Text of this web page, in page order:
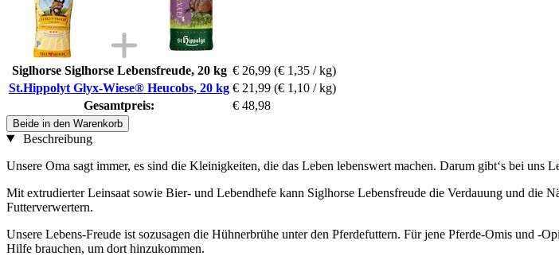
Siglhorse Siglhorse Lebensfreude, 20 kg € 26,99 (€ 1,35 / kg)
St.Hippolyt Glyx-Wiese® Heucobs, 20 kg € 21,99 (€ 1,10 / kg)
Gesamtpreis:
€ 48,98
Beide in den Warenkorb
Beschreibung
Unsere Oma sagt immer, es sind die Kleinigkeiten, die das Leben lebenswert machen. Darum gibt‘s bei uns
Mit extrudierter Leinsaat sowie Bier- und Lebendhefe kann Siglhorse Lebensfreude die Verdauung und die
Futterverwertern.
Unsere Lebens-Freude ist sozusagen die Hühnerbrühe unter den Pferdefuttern. Für jene Pferde-Omis und -
Hilfe brauchen, um dort hinzukommen.